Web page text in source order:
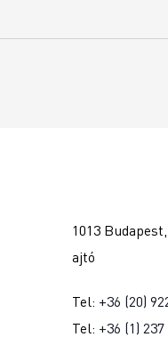
1013
ajtó
Tel: +36 (20)
Tel: +36 (1)